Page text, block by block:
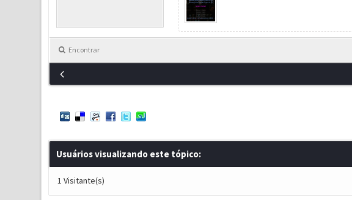
Encontrar
Usuários visualizando este tópico:
1 Visitante(s)